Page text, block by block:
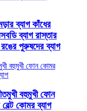
ব্যাগ কাঁধের
ব্যাগ রাস্তার
পুরুষদের ব্যাগ
বহুমুখী ফোন
কোমর ব্যাগ